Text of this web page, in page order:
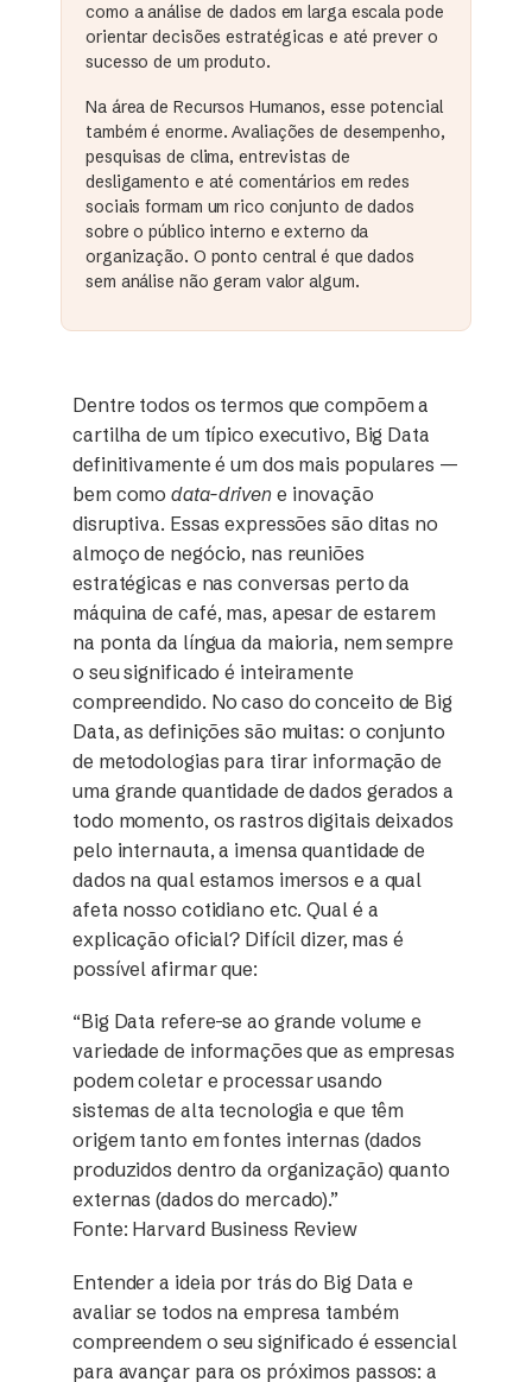
como a análise de dados em larga escala pode
orientar decisões estratégicas e até prever o
sucesso de um produto.
Na área de Recursos Humanos, esse potencial
também é enorme. Avaliações de desempenho,
pesquisas de clima, entrevistas de
desligamento e até comentários em redes
sociais formam um rico conjunto de dados
sobre o público interno e externo da
organização. O ponto central é que dados
sem análise não geram valor algum.
Dentre todos os termos que compõem a
cartilha de um típico executivo, Big Data
definitivamente é um dos mais populares —
bem comodata-driven e inovação
disruptiva. Essas expressões são ditas no
almoço de negócio, nas reuniões
estratégicas e nas conversas perto da
máquina de café, mas, apesar de estarem
na ponta da língua da maioria, nem sempre
o seu significado é inteiramente
compreendido. No caso do conceito de Big
Data, as definições são muitas: o conjunto
de metodologias para tirar informação de
uma grande quantidade de dados gerados a
todo momento, os rastros digitais deixados
pelo internauta, a imensa quantidade de
dados na qual estamos imersos e a qual
afeta nosso cotidiano etc. Qual é a
explicação oficial? Difícil dizer, mas é
possível afirmar que:
“Big Data refere-se ao grande volume e
variedade de informações que as empresas
podem coletar e processar usando
sistemas de alta tecnologia e que têm
origem tanto em fontes internas (dados
produzidos dentro da organização) quanto
externas (dados do mercado).”
Fonte: Harvard Business Review
Entender a ideia por trás do Big Data e
avaliar se todos na empresa também
compreendem o seu significado é essencial
para avançar para os próximos passos: a